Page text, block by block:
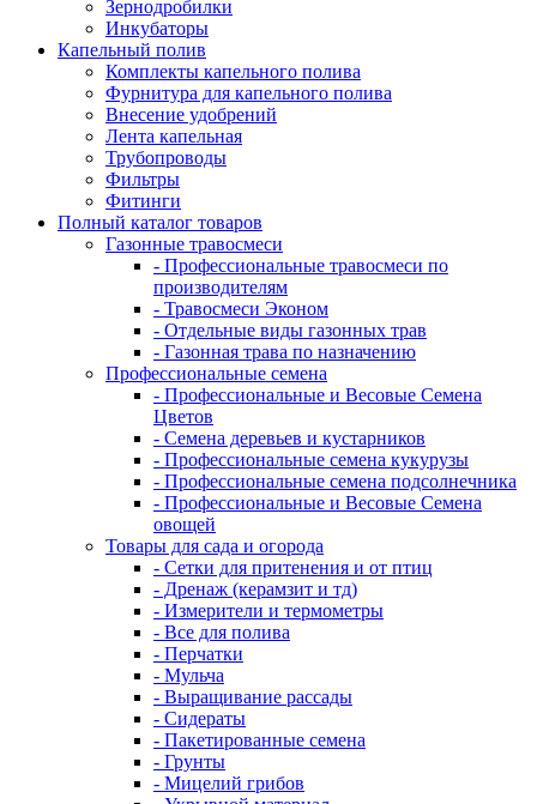
Зернодробилки
Инкубаторы
Капельный полив
Комплекты капельного полива
Фурнитура для капельного полива
Внесение удобрений
Лента капельная
Трубопроводы
Фильтры
Фитинги
Полный каталог товаров
Газонные травосмеси
- Профессиональные травосмеси по
производителям
- Травосмеси Эконом
- Отдельные виды газонных трав
- Газонная трава по назначению
Профессиональные семена
- Профессиональные и Весовые Семена
Цветов
- Семена деревьев и кустарников
- Профессиональные семена кукурузы
- Профессиональные семена подсолнечника
- Профессиональные и Весовые Семена
овощей
Товары для сада и огорода
- Сетки для притенения и от птиц
- Дренаж (керамзит и тд)
- Измерители и термометры
- Все для полива
- Перчатки
- Мульча
- Выращивание рассады
- Сидераты
- Пакетированные семена
- Грунты
- Мицелий грибов